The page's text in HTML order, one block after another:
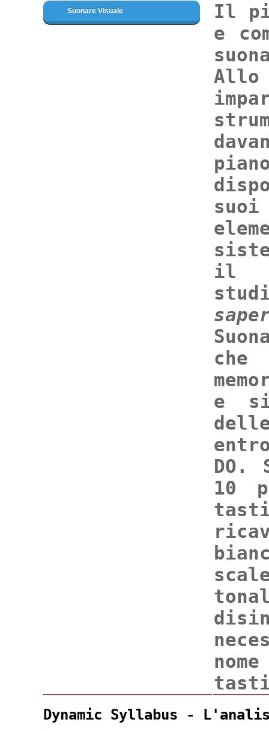
Suonare Visuale
Il
e
il
e si
DO.
10
Dynamic Syllabus -